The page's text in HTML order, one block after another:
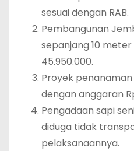
sesuai dengan RAB.
Pembangunan
sepanjang 10
45.950.000.
Proyek penanaman
dengan anggaran
Pengadaan sapi
diduga tidak
pelaksanaannya.